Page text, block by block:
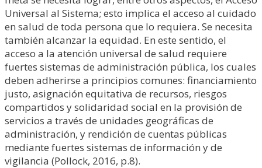
Universal al Sistema; esto implica el acceso al cuidado
en salud de toda persona que lo requiera. Se necesita
también alcanzar la equidad. En este sentido, el
acceso a la atención universal de salud requiere
fuertes sistemas de administración pública, los cuales
deben adherirse a principios comunes: financiamiento
justo, asignación equitativa de recursos, riesgos
compartidos y solidaridad social en la provisión de
servicios a través de unidades geográficas de
administración, y rendición de cuentas públicas
mediante fuertes sistemas de información y de
vigilancia (Pollock, 2016, p.8).